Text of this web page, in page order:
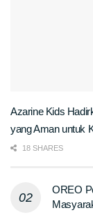
Azarine Kids Hadirkan Face Wash dan
yang Aman untuk
18 SHARES
OREO